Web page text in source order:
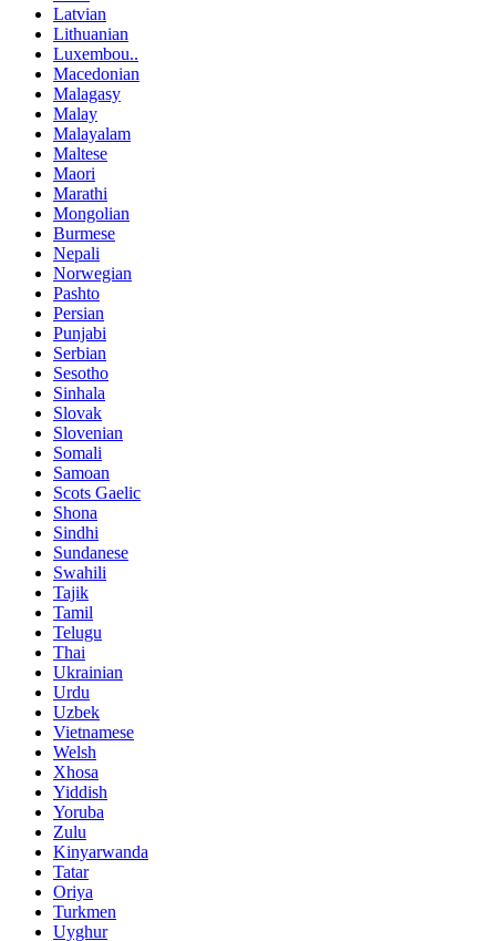
Latvian
Lithuanian
Luxembou..
Macedonian
Malagasy
Malay
Malayalam
Maltese
Maori
Marathi
Mongolian
Burmese
Nepali
Norwegian
Pashto
Persian
Punjabi
Serbian
Sesotho
Sinhala
Slovak
Slovenian
Somali
Samoan
Scots Gaelic
Shona
Sindhi
Sundanese
Swahili
Tajik
Tamil
Telugu
Thai
Ukrainian
Urdu
Uzbek
Vietnamese
Welsh
Xhosa
Yiddish
Yoruba
Zulu
Kinyarwanda
Tatar
Oriya
Turkmen
Uyghur